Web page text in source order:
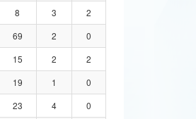
8 3
2
69 2
0
15 2
2
19 1
0
23 4
0